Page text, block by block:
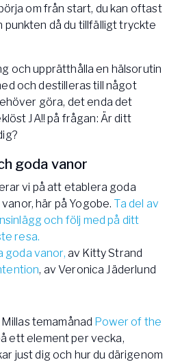
om från start, du kan oftast
då du tillfälligt tryckte
och upprätthålla en hälsorutin
och destilleras till något
göra, det enda det
JA!! på frågan: Är ditt
goda vanor
vi på att etablera goda
här på Yogobe. Ta del av
och följ med på ditt
resa.
goda vanor, av Kitty Strand
, av Veronica Jäderlund
temamånad Power of the
ett element per vecka,
just dig och hur du därigenom